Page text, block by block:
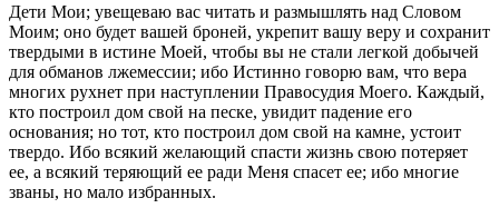
Дети Мои; увещеваю вас читать и размышлять над Словом
Моим; оно будет вашей броней, укрепит вашу веру и сохранит
твердыми в истине Моей, чтобы вы не стали легкой добычей
для обманов лжемессии; ибо Истинно говорю вам, что вера
многих рухнет при наступлении Правосудия Моего. Каждый,
кто построил дом свой на песке, увидит падение его
основания; но тот, кто построил дом свой на камне, устоит
твердо. Ибо всякий желающий спасти жизнь свою потеряет
ее, а всякий теряющий ее ради Меня спасет ее; ибо многие
званы, но мало избранных.